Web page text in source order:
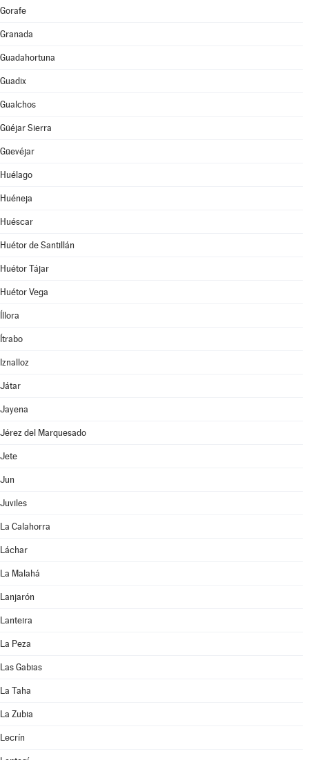
Gorafe
Granada
Guadahortuna
Guadix
Gualchos
Güéjar Sierra
Güevéjar
Huélago
Huéneja
Huéscar
Huétor de Santillán
Huétor Tájar
Huétor Vega
Íllora
Ítrabo
Iznalloz
Játar
Jayena
Jérez del Marquesado
Jete
Jun
Juviles
La Calahorra
Láchar
La Malahá
Lanjarón
Lanteira
La Peza
Las Gabias
La Taha
La Zubia
Lecrín